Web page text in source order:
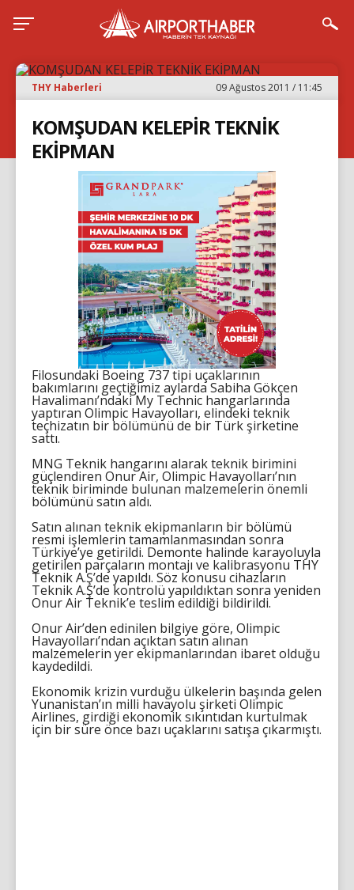
THY Haberleri 09 Ağustos 2011 / 11:45
KOMŞUDAN KELEPİR TEKNİK
EKİPMAN
Filosundaki Boeing 737 tipi uçaklarının
bakımlarını geçtiğimiz aylarda Sabiha Gökçen
Havalimanı’ndaki My Technic hangarlarında
yaptıran Olimpic Havayolları, elindeki teknik
teçhizatın bir bölümünü de bir Türk şirketine
sattı.
MNG Teknik hangarını alarak teknik birimini
güçlendiren Onur Air, Olimpic Havayolları’nın
teknik biriminde bulunan malzemelerin önemli
bölümünü satın aldı.
Satın alınan teknik ekipmanların bir bölümü
resmi işlemlerin tamamlanmasından sonra
Türkiye’ye getirildi. Demonte halinde karayoluyla
getirilen parçaların montajı ve kalibrasyonu THY
Teknik A.Ş’de yapıldı. Söz konusu cihazların
Teknik A.Ş’de kontrolü yapıldıktan sonra yeniden
Onur Air Teknik’e teslim edildiği bildirildi.
Onur Air’den edinilen bilgiye göre, Olimpic
Havayolları’ndan açıktan satın alınan
malzemelerin yer ekipmanlarından ibaret olduğu
kaydedildi.
Ekonomik krizin vurduğu ülkelerin başında gelen
Yunanistan’ın milli havayolu şirketi Olimpic
Airlines, girdiği ekonomik sıkıntıdan kurtulmak
için bir süre önce bazı uçaklarını satışa çıkarmıştı.